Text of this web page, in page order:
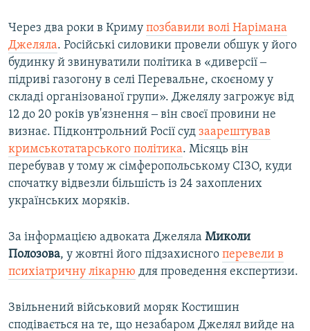
Через два роки в Криму позбавили волі Нарімана
Джеляла. Російські силовики провели обшук у його
будинку й звинуватили політика в «диверсії ‒
підриві газогону в селі Перевальне, скоєному у
складі організованої групи». Джелялу загрожує від
12 до 20 років ув'язнення ‒ він своєї провини не
визнає. Підконтрольний Росії суд заарештував
кримськотатарського політика. Місяць він
перебував у тому ж сімферопольському СІЗО, куди
спочатку відвезли більшість із 24 захоплених
українських моряків.
За інформацією адвоката Джеляла Миколи
Полозова, у жовтні його підзахисного перевели в
психіатричну лікарню для проведення експертизи.
Звільнений військовий моряк Костишин
сподівається на те, що незабаром Джелял вийде на